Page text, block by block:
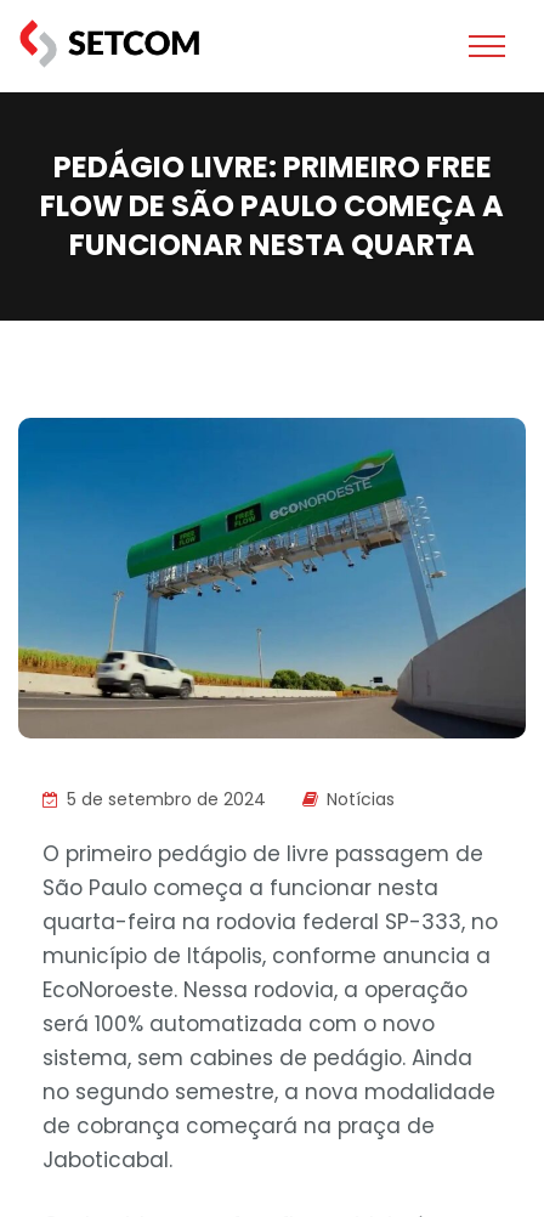
PEDÁGIO LIVRE: PRIMEIRO FREE
FLOW DE SÃO PAULO COMEÇA A
FUNCIONAR NESTA QUARTA
5 de setembro de 2024 Notícias
O primeiro pedágio de livre passagem de
São Paulo começa a funcionar nesta
quarta-feira na rodovia federal SP-333, no
município de Itápolis, conforme anuncia a
EcoNoroeste. Nessa rodovia, a operação
será 100% automatizada com o novo
sistema, sem cabines de pedágio. Ainda
no segundo semestre, a nova modalidade
de cobrança começará na praça de
Jaboticabal.